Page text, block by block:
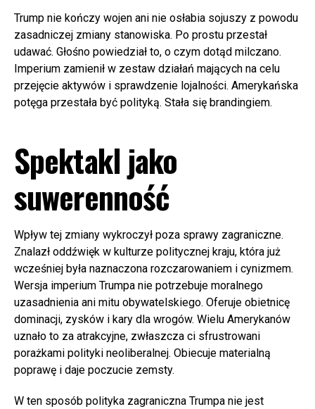
Trump nie kończy wojen ani nie osłabia sojuszy z powodu
zasadniczej zmiany stanowiska. Po prostu przestał
udawać. Głośno powiedział to, o czym dotąd milczano.
Imperium zamienił w zestaw działań mających na celu
przejęcie aktywów i sprawdzenie lojalności. Amerykańska
potęga przestała być polityką. Stała się brandingiem.
Spektakl jako
suwerenność
Wpływ tej zmiany wykroczył poza sprawy zagraniczne.
Znalazł oddźwięk w kulturze politycznej kraju, która już
wcześniej była naznaczona rozczarowaniem i cynizmem.
Wersja imperium Trumpa nie potrzebuje moralnego
uzasadnienia ani mitu obywatelskiego. Oferuje obietnicę
dominacji, zysków i kary dla wrogów. Wielu Amerykanów
uznało to za atrakcyjne, zwłaszcza ci sfrustrowani
porażkami polityki neoliberalnej. Obiecuje materialną
poprawę i daje poczucie zemsty.
W ten sposób polityka zagraniczna Trumpa nie jest